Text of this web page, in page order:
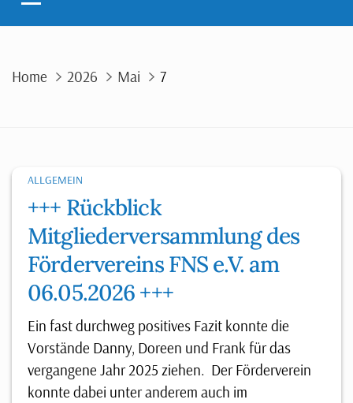
Home 2026 Mai 7
ALLGEMEIN
+++ Rückblick
Mitgliederversammlung des
Fördervereins FNS e.V. am
06.05.2026 +++
Ein fast durchweg positives Fazit konnte die
Vorstände Danny, Doreen und Frank für das
vergangene Jahr 2025 ziehen. Der Förderverein
konnte dabei unter anderem auch im